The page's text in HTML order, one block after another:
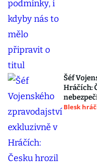
Šéf
Hráčích:
Blesk